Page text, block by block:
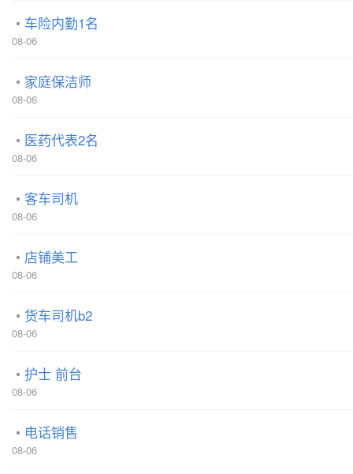
车险内勤1名
08-06
家庭保洁师
08-06
医药代表2名
08-06
客车司机
08-06
店铺美工
08-06
货车司机b2
08-06
护士 前台
08-06
电话销售
08-06